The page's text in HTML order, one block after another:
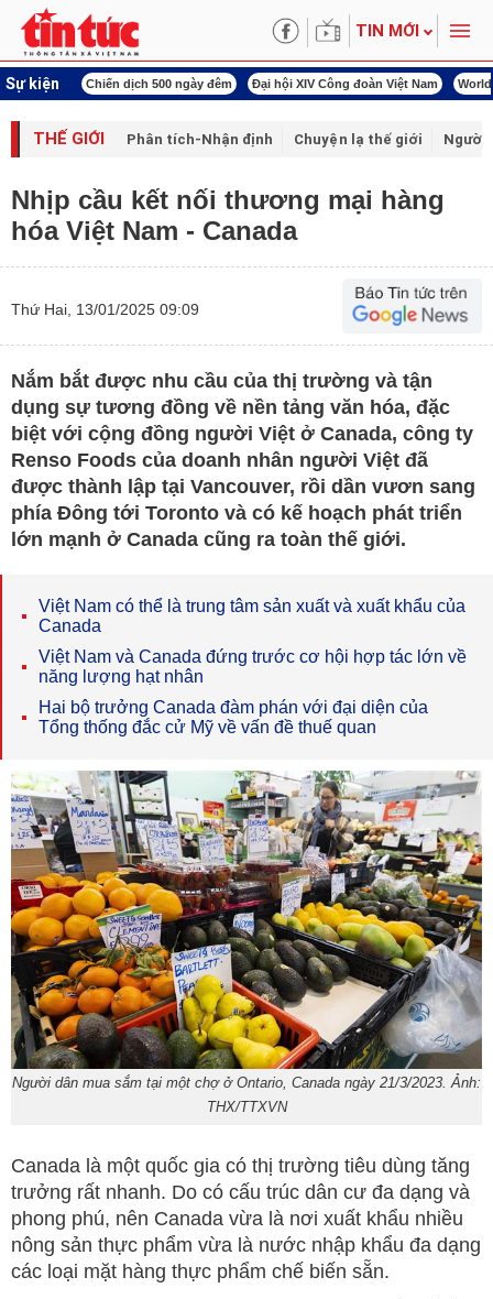
TIN MỚI
Sự kiện
ngày đêm Đại hội XIV Công đoàn Việt Nam World Cup 2026 Kỳ họp thứ
THẾ GIỚI Phân tích-Nhận định Chuyện lạ thế giới Người
Nhịp cầu kết nối thương mại hàng
hóa Việt Nam - Canada
Thứ Hai, 13/01/2025 09:09
Nắm bắt được nhu cầu của thị trường và tận
dụng sự tương đồng về nền tảng văn hóa, đặc
biệt với cộng đồng người Việt ở Canada, công ty
Renso Foods của doanh nhân người Việt đã
được thành lập tại Vancouver, rồi dần vươn sang
phía Đông tới Toronto và có kế hoạch phát triển
lớn mạnh ở Canada cũng ra toàn thế giới.
Việt Nam có thể là trung tâm sản xuất và xuất khẩu của
Canada
Việt Nam và Canada đứng trước cơ hội hợp tác lớn về
năng lượng hạt nhân
Hai bộ trưởng Canada đàm phán với đại diện của
Tổng thống đắc cử Mỹ về vấn đề thuế quan
Người dân mua sắm tại một chợ ở Ontario, Canada ngày 21/3/2023. Ảnh:
THX/TTXVN
Canada là một quốc gia có thị trường tiêu dùng tăng
trưởng rất nhanh. Do có cấu trúc dân cư đa dạng và
phong phú, nên Canada vừa là nơi xuất khẩu nhiều
nông sản thực phẩm vừa là nước nhập khẩu đa dạng
các loại mặt hàng thực phẩm chế biến sẵn.